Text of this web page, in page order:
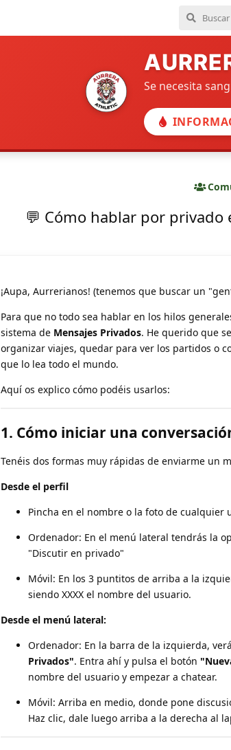
Se necesita
💬 Cómo hablar por privado
¡Aupa, Aurrerianos! (tenemos que buscar un
Para que no todo sea hablar en los hilos
sistema de Mensajes Privados. He querido que
organizar viajes, quedar para ver los partidos o
que lo lea todo el mundo.
Aquí os explico cómo podéis usarlos:
1. Cómo iniciar una
Tenéis dos formas muy rápidas de enviarme un
Desde el perfil
Pincha en el nombre o la foto de cualquier
Ordenador: En el menú lateral tendrás la
"Discutir en privado"
Móvil: En los 3 puntitos de arriba a la
siendo XXXX el nombre del usuario.
Desde el menú lateral:
Ordenador: En la barra de la izquierda,
Privados". Entra ahí y pulsa el botón
nombre del usuario y empezar a chatear.
Móvil: Arriba en medio, donde pone
Haz clic, dale luego arriba a la derecha al